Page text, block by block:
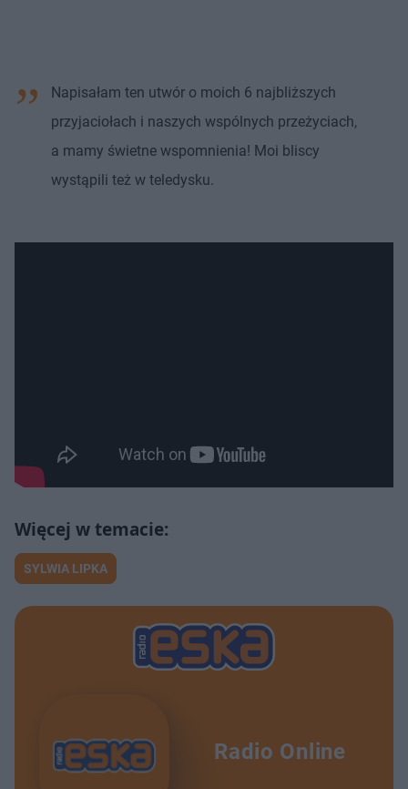
Napisałam ten utwór o moich 6 najbliższych
przyjaciołach i naszych wspólnych przeżyciach,
a mamy świetne wspomnienia! Moi bliscy
wystąpili też w teledysku.
SYLWIA LIPKA
Radio Online